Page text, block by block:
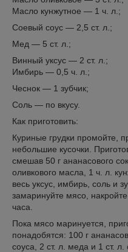
Масло кунжутное — 1 ч. л.;
Соевый соус — 2,5 ст. л.;
Мед — 5 ст. л.;
Винный уксус — 2 ст. л.;
Имбирь — 0,5 ч. л.;
Чеснок — 1 зубчик;
Соль — по вкусу.
Как приготовить:
Куриные грудки промойте,
небольшие кусочки.
смешав 50 г ананасового
оливкового масла, 1 ч. л.
весь уксус, имбирь, соль и
замаринуйте мясо,
часа.
Пока мясо маринуется,
понадобятся: 100 г
соуса, 2 ст. л. меда и 1 ст.